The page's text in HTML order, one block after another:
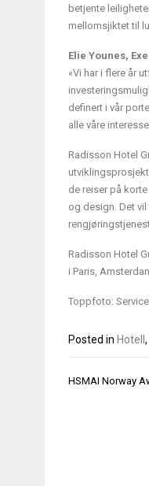
betjente
mellomsjiktet til
Elie Younes,
«Vi har i flere år
definert i vår
alle våre
Radisson Hotel
de reiser på
og design. Det
Radisson Hotel
i Paris,
Toppfoto:
Posted in Hotell ,
HSMAI Norway